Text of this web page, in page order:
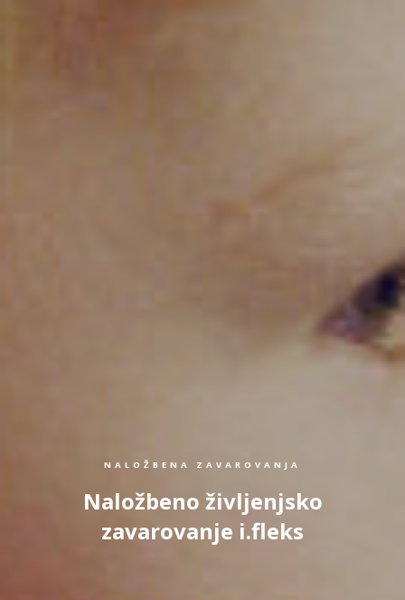
NALOŽBENA ZAVAROVANJA
Naložbeno življenjsko
zavarovanje i.fleks